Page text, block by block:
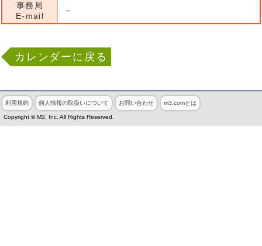
事務局
E-mail
－
カレンダーに戻る
利用規約 個人情報の取扱いについて お問い合わせ m3.comとは
Copyright © M3, Inc. All Rights Reserved.